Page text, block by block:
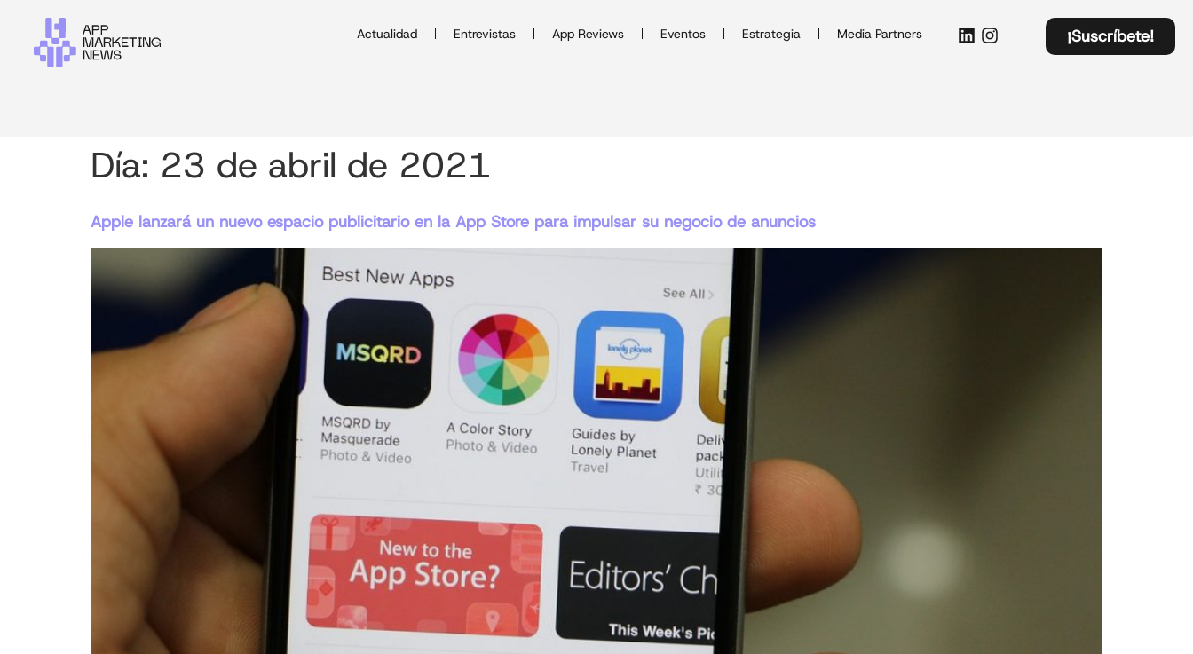
Actualidad Entrevistas App Reviews Eventos Estrategia Media Partners ¡Suscríbete!
Día: 23 de abril de 2021
Apple lanzará un nuevo espacio publicitario en la App Store para impulsar su negocio de anuncios